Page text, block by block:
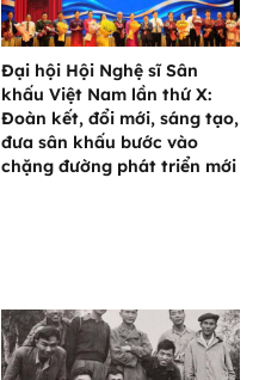
Đại hội Hội Nghệ sĩ Sân
khấu Việt Nam lần thứ X:
Đoàn kết, đổi mới, sáng tạo,
đưa sân khấu bước vào
chặng đường phát triển mới